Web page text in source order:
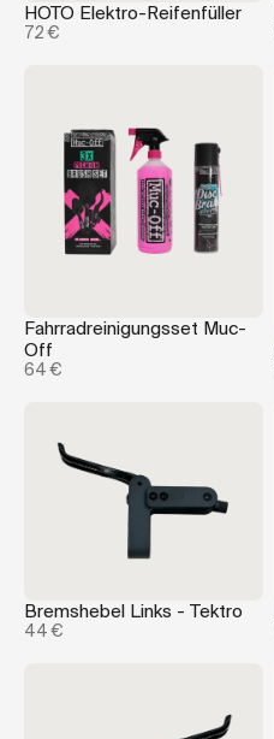
HOTO Elektro-Reifenfüller
72 €
Fahrradreinigungsset Muc-
Off
64 €
Bremshebel Links - Tektro
44 €